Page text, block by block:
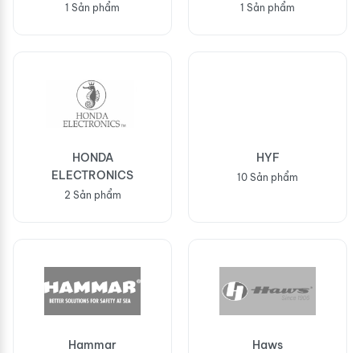
1 Sản phẩm 1 Sản phẩm
HONDA
ELECTRONICS
2 Sản phẩm
HYF
10 Sản phẩm
Hammar Haws